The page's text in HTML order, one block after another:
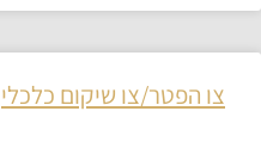
צו הפטר/צו שיקום כלכלי